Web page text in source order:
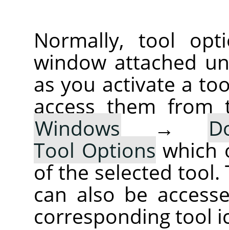
Normally, tool
window attached
as you activate a
access them from
Windows →
Tool Options which
of the selected tool.
can also be
corresponding tool